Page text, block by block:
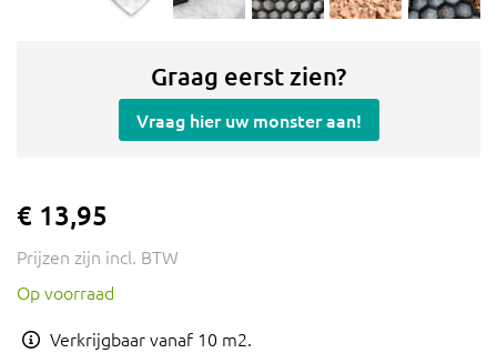
Graag eerst zien?
Vraag hier uw monster aan!
€ 13,95
Prijzen zijn incl. BTW
Op voorraad
Verkrijgbaar vanaf 10 m2.